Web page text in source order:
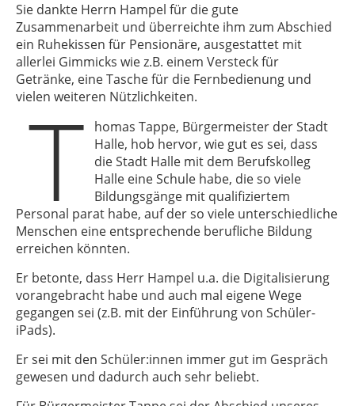
Sie dankte Herrn Hampel für die gute
Zusammenarbeit und überreichte ihm zum Abschied
ein Ruhekissen für Pensionäre, ausgestattet mit
allerlei Gimmicks wie z.B. einem Versteck für
Getränke, eine Tasche für die Fernbedienung und
vielen weiteren Nützlichkeiten.
T
homas Tappe, Bürgermeister der Stadt
Halle, hob hervor, wie gut es sei, dass
die Stadt Halle mit dem Berufskolleg
Halle eine Schule habe, die so viele
Bildungsgänge mit qualifiziertem
Personal parat habe, auf der so viele unterschiedliche
Menschen eine entsprechende berufliche Bildung
erreichen könnten.
Er betonte, dass Herr Hampel u.a. die Digitalisierung
vorangebracht habe und auch mal eigene Wege
gegangen sei (z.B. mit der Einführung von Schüler-
iPads).
Er sei mit den Schüler:innen immer gut im Gespräch
gewesen und dadurch auch sehr beliebt.